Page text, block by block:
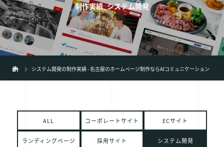
02事業内容+
03制作実績
弊社の特徴+
制作実績_システム開発
システム開発の制作実績 - 名古屋のホームページ制作ならAIコミュニケーション
ALL コーポレートサイト ECサイト
ランディングページ 採用サイト システム開発